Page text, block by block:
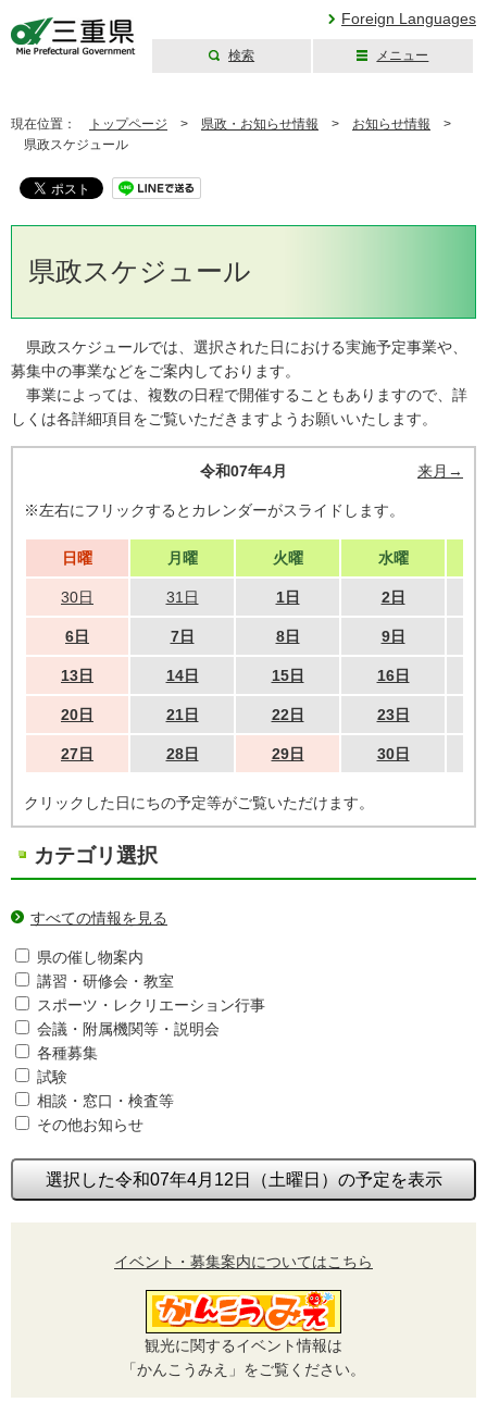
Foreign Languages
検索 メニュー
現在位置： トップページ > 県政・お知らせ情報 > お知らせ情報 >
県政スケジュール
県政スケジュール
県政スケジュールでは、選択された日における実施予定事業や、
募集中の事業などをご案内しております。
事業によっては、複数の日程で開催することもありますので、詳
しくは各詳細項目をご覧いただきますようお願いいたします。
令和07年4月 来月→
※左右にフリックするとカレンダーがスライドします。
日曜 月曜 火曜 水曜
30日 31日 1日 2日
6日 7日 8日 9日
13日 14日 15日 16日
20日 21日 22日 23日
27日 28日 29日 30日
クリックした日にちの予定等がご覧いただけます。
カテゴリ選択
すべての情報を見る
県の催し物案内
講習・研修会・教室
スポーツ・レクリエーション行事
会議・附属機関等・説明会
各種募集
試験
相談・窓口・検査等
その他お知らせ
選択した令和07年4月12日（土曜日）の予定を表示
イベント・募集案内についてはこちら
観光に関するイベント情報は
「かんこうみえ」をご覧ください。